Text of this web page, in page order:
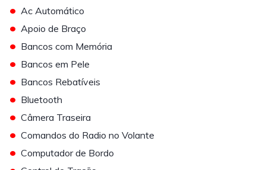
• Ac Automático
• Apoio de Braço
• Bancos com Memória
• Bancos em Pele
• Bancos Rebatíveis
• Bluetooth
• Câmera Traseira
• Comandos do Radio no Volante
• Computador de Bordo